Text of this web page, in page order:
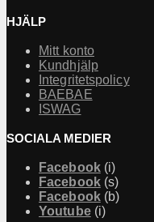
HJÄLP
Mitt konto
Kundhjälp
Integritetspolicy
BAEBAE
ISWAG
SOCIALA MEDIER
Facebook(i)
Facebook(s)
Facebook(b)
Youtube(i)